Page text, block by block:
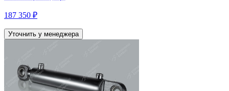
187 350 ₽
Уточнить у менеджера